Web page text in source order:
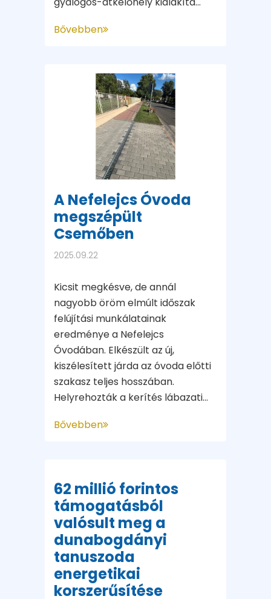
Bővebben
A Nefelejcs Óvoda
megszépült
Csemőben
2025.09.22
Kicsit megkésve, de annál
nagyobb öröm elmúlt időszak
felújítási munkálatainak
eredménye a Nefelejcs
Óvodában. Elkészült az új,
kiszélesített járda az óvoda előtti
szakasz teljes hosszában.
Helyrehozták a kerítés lábazati...
Bővebben
62 millió forintos
támogatásból
valósult meg a
dunabogdányi
tanuszoda
energetikai
korszerűsítése